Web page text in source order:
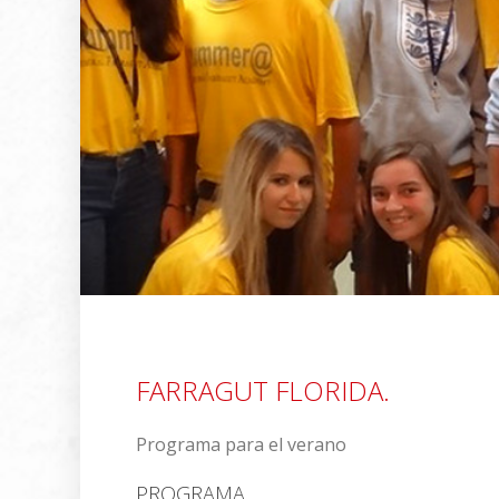
FARRAGUT FLORIDA.
Programa para el verano
PROGRAMA.